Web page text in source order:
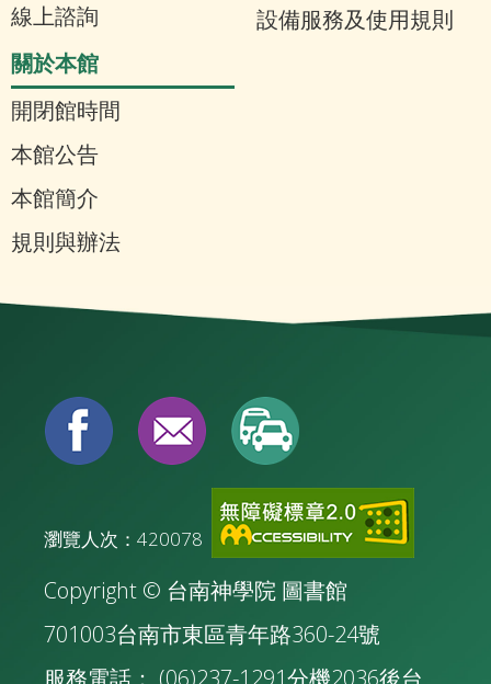
線上諮詢
設備服務及使用規則
關於本館
開閉館時間
本館公告
本館簡介
規則與辦法
瀏覽人次：420078
Copyright © 台南神學院 圖書館
701003台南市東區青年路360-24號
服務電話： (06)237-1291分機2036後台